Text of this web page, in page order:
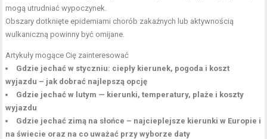
mogą utrudniać wypoczynek.
Obszary dotknięte epidemiami chorób zakaźnych lub aktywnością
wulkaniczną powinny być omijane.
Artykuły mogące Cię zainteresować
Gdzie jechać w styczniu: ciepły kierunek, pogoda i koszt
wyjazdu – jak dobrać najlepszą opcję
Gdzie jechać w lutym — kierunki, temperatury, plaże i koszty
wyjazdu
Gdzie jechać zimą na słońce – najcieplejsze kierunki w Europie i
na świecie oraz na co uważać przy wyborze daty